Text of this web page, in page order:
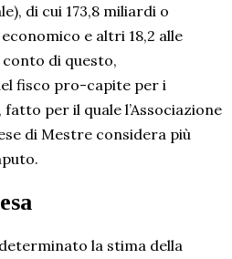
di cui 173,8 miliardi o
e altri 18,2 alle
di questo,
fisco pro-capite per i
per il quale l’Associazione
di Mestre considera più
la stima della